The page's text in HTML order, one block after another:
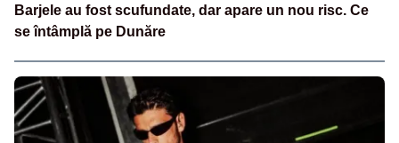
Barjele au fost scufundate, dar apare un nou risc. Ce
se întâmplă pe Dunăre